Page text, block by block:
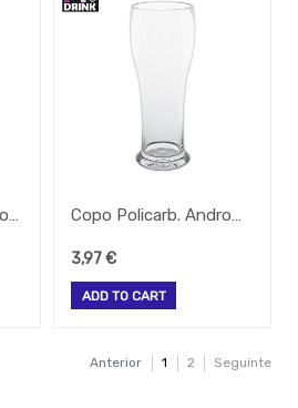
Copo Boreal Policarbonato 25Cl Alt.-93 Larg.73Mm Copo Policarb. Andromeda 34Cl Alt.-173 Diam.-70Mm
3,97€
ADD TO CART
Anterior 1 2 Seguinte